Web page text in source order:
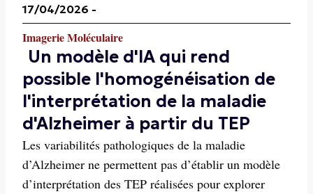
17/04/2026 -
Imagerie Moléculaire
Un modèle d'IA qui rend
possible l'homogénéisation de
l'interprétation de la maladie
d'Alzheimer à partir du TEP
Les variabilités pathologiques de la maladie
d’Alzheimer ne permettent pas d’établir un modèle
d’interprétation des TEP réalisées pour explorer